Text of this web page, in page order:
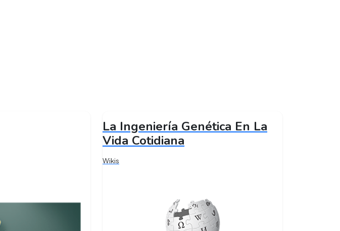
La Ingeniería Genética En La
Vida Cotidiana
Wikis